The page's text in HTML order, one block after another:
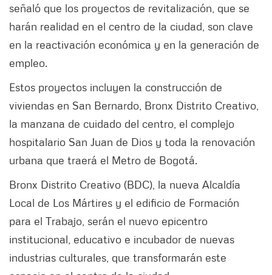
señaló que los proyectos de revitalización, que se
harán realidad en el centro de la ciudad, son clave
en la reactivación económica y en la generación de
empleo.
Estos proyectos incluyen la construcción de
viviendas en San Bernardo, Bronx Distrito Creativo,
la manzana de cuidado del centro, el complejo
hospitalario San Juan de Dios y toda la renovación
urbana que traerá el Metro de Bogotá.
Bronx Distrito Creativo (BDC), la nueva Alcaldía
Local de Los Mártires y el edificio de Formación
para el Trabajo, serán el nuevo epicentro
institucional, educativo e incubador de nuevas
industrias culturales, que transformarán este